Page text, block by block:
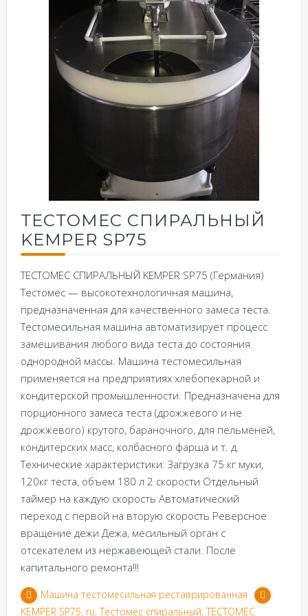
ТЕСТОМЕС СПИРАЛЬНЫЙ
KEMPER SP75
ТЕСТОМЕС СПИРАЛЬНЫЙ KEMPER SP75 (Германия)
Тестомес — высокотехнологичная машина,
предназначенная для качественного замеса теста.
Тестомесильная машина автоматизирует процесс
замешивания любого вида теста до состояния
однородной массы. Машина тестомесильная
применяется на предприятиях хлебопекарной и
кондитерской промышленности. Предназначена для
порционного замеса теста (дрожжевого и не
дрожжевого) крутого, бараночного, для пельменей,
кондитерских масс, колбасного фарша и т. д.
Технические характеристики: Загрузка 75 кг муки,
120кг теста, объем 180 л 2 скорости Отдельный
таймер на каждую скорость Автоматический
переход с первой на вторую скорость Реверсное
вращение дежи Дежа, месильный орган с
отсекателем из нержавеющей стали. После
капитального ремонта!!!
Машина тестомесильная реставрированная
KEMPER SP75, ru,Тестомес спиральный,ТЕСТОМЕС